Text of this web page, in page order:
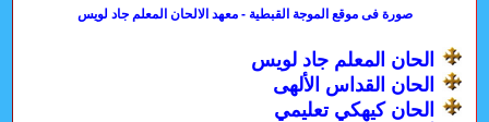
صورة فى موقع الموجة القبطية - معهد الالحان المعلم جاد لويس
الحان المعلم جاد لويس
الحان القداس الألهى
الحان كيهكي تعليمي